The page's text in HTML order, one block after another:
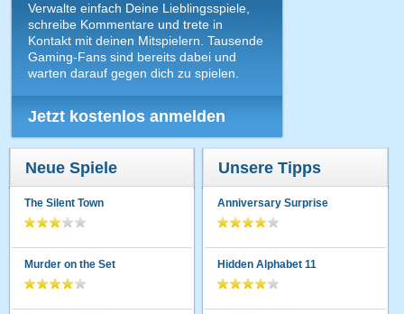
Verwalte einfach Deine Lieblingsspiele,
schreibe Kommentare und trete in
Kontakt mit deinen Mitspielern. Tausende
Gaming-Fans sind bereits dabei und
warten darauf gegen dich zu spielen.
Jetzt kostenlos anmelden
Neue Spiele
The Silent Town
Murder on the Set
Unsere Tipps
Anniversary Surprise
Hidden Alphabet 11